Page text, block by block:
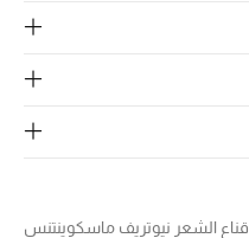
قناع الشعر نيوتريف ماسكوينتنس